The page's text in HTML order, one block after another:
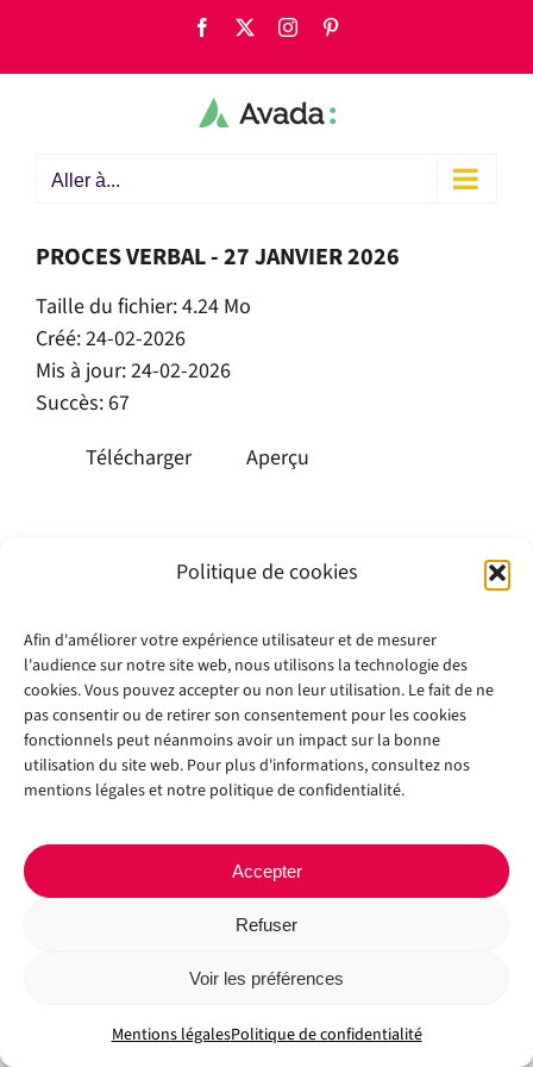
Politique de cookies
Afin d'améliorer votre expérience utilisateur et de mesurer
l'audience sur notre site web, nous utilisons la technologie des
cookies. Vous pouvez accepter ou non leur utilisation. Le fait de ne
pas consentir ou de retirer son consentement pour les cookies
fonctionnels peut néanmoins avoir un impact sur la bonne
utilisation du site web. Pour plus d'informations, consultez nos
mentions légales et notre politique de confidentialité.
Accepter
Refuser
Voir les préférences
Mentions légalesPolitique de confidentialité
contenu
Facebook Instagram
Aller à...
PROCES VERBAL - 27 JANVIER 2026
Taille du fichier: 4.24 Mo
Créé: 24-02-2026
Mis à jour: 24-02-2026
Succès: 67
Télécharger
Aperçu
Copyright 2012 - 2024 |Avada Website BuilderbyAvada| All Rights
Reserved | Powered byWordPress